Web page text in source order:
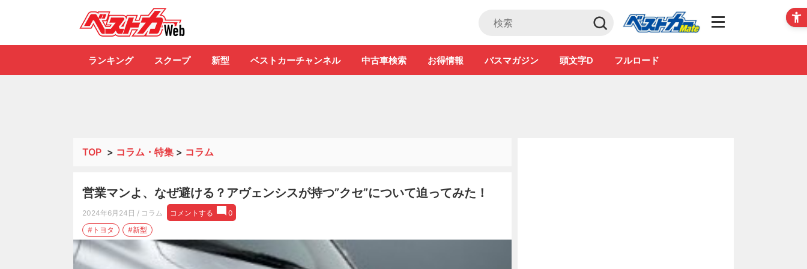
Club
ランキング スクープ 新型 ベストカーチャンネル 中古車検索 お得情報 バスマガジン 頭文字D フルロード
TOP > コラム・特集 > コラム
営業マンよ、なぜ避ける？アヴェンシスが持つ”クセ”について迫ってみた！
2024年6月24日 / コラム コメントする
0
#トヨタ
#新型